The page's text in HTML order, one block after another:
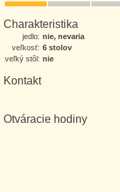
Charakteristika
jedlo: nie, nevaria
veľkosť: 6 stolov
veľký stôl: nie
Kontakt
Otváracie hodiny